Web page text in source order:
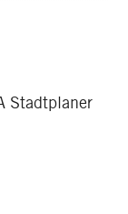
Stadtplaner